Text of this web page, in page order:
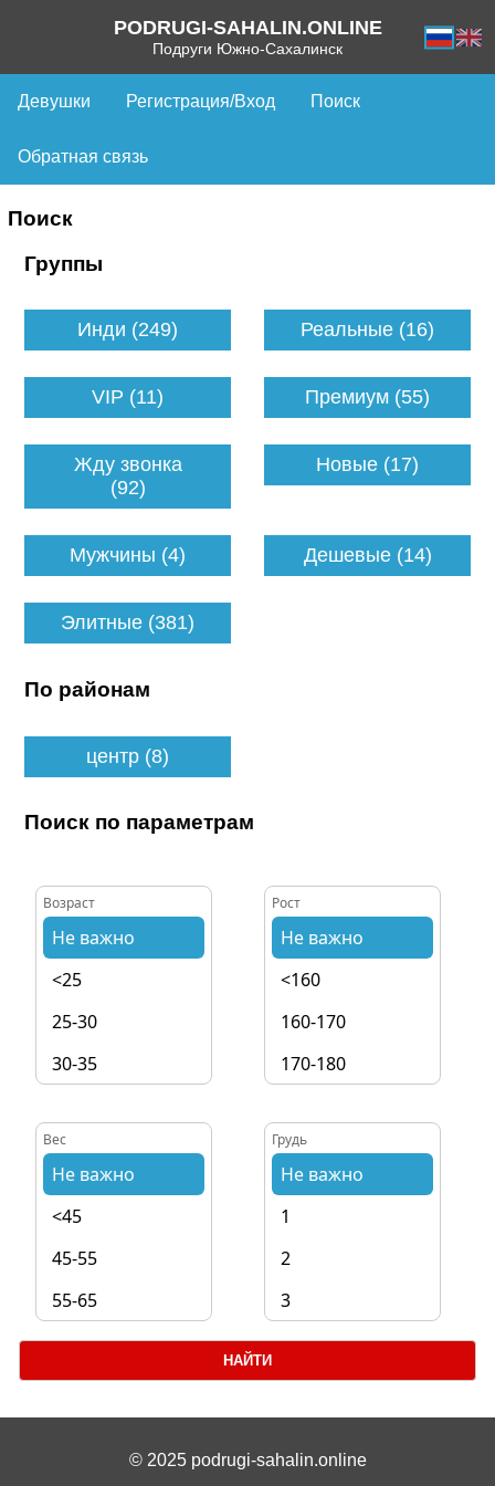
PODRUGI-SAHALIN.ONLINE
Подруги Южно-Сахалинск
Девушки Регистрация/Вход Поиск
Обратная связь
Поиск
Группы
Инди (249) Реальные (16)
VIP (11) Премиум (55)
Жду звонка
(92)
Новые (17)
Мужчины (4) Дешевые (14)
Элитные (381)
По районам
центр (8)
Поиск по параметрам
Возраст
Не важно
<25
25-30
30-35
40+
Рост
Не важно
<160
160-170
170-180
190+
Вес
Не важно
<45
45-55
55-65
65-75
75+
Грудь
Не важно
1
2
3
4
5+
НАЙТИ
© 2025 podrugi-sahalin.online